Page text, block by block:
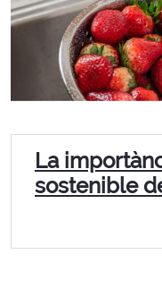
La
sostenible